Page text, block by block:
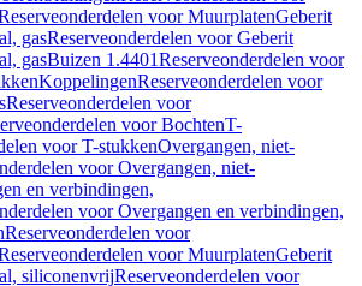
voor MuurplatenGeberit
gasReserveonderdelen voor Geberit
gasBuizen 1.4401Reserveonderdelen voor
KoppelingenReserveonderdelen voor
Reserveonderdelen voor
voor BochtenT-
voor T-stukkenOvergangen, niet-
voor Overgangen, niet-
en verbindingen,
voor Overgangen en verbindingen,
Reserveonderdelen voor
voor MuurplatenGeberit
siliconenvrijReserveonderdelen voor